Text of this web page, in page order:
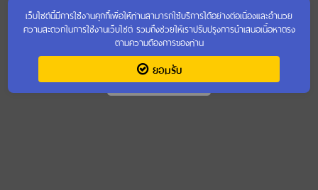
เข้าชมเว็บไซต์เก่า
เว็บไซต์นี้มีการใช้งานคุกกี้เพื่อให้ท่านสามารถใช้บริการได้อย่างต่อเนื่องและอำนวย
ความสะดวกในการใช้งานเว็บไซต์ รวมถึงช่วยให้เราปรับปรุงการนำเสนอเนื้อหาตรง
ตามความต้องการของท่าน
ยอมรับ